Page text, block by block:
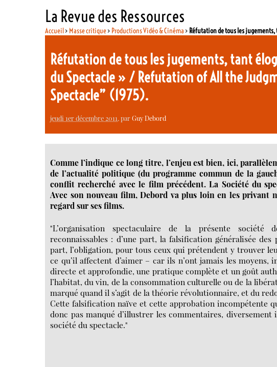
La Revue des Ressources
Accueil> Masse critique> Productions Vidéo & Cinéma > Réfutation de tous les
Réfutation de tous les jugements, tant
du Spectacle » / Refutation of All the
Spectacle” (1975).
jeudi 1er décembre 2011, parGuy Debord
Comme l’indique ce long titre, l’enjeu est bien, ici,
de l’actualité politique (du programme commun de la
conflit recherché avec le film précédent. La Société du
Avec son nouveau film, Debord va plus loin en les privant
regard sur ses films.
"L’organisation spectaculaire de la présente société
reconnaissables : d’une part, la falsification généralisée
part, l’obligation, pour tous ceux qui prétendent y trouver
ce qu’il affectent d’aimer – car ils n’ont jamais les moyens,
directe et approfondie, une pratique complète et un goût
l’habitat, du vin, de la consommation culturelle ou de la
marqué quand il s’agit de la théorie révolutionnaire, et du
Cette falsification naïve et cette approbation incompétente
donc pas manqué d’illustrer les commentaires,
société du spectacle."